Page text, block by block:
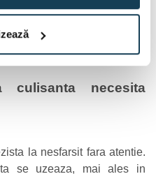
necesita
la nesfarsit fara atentie.
se uzeaza, mai ales in